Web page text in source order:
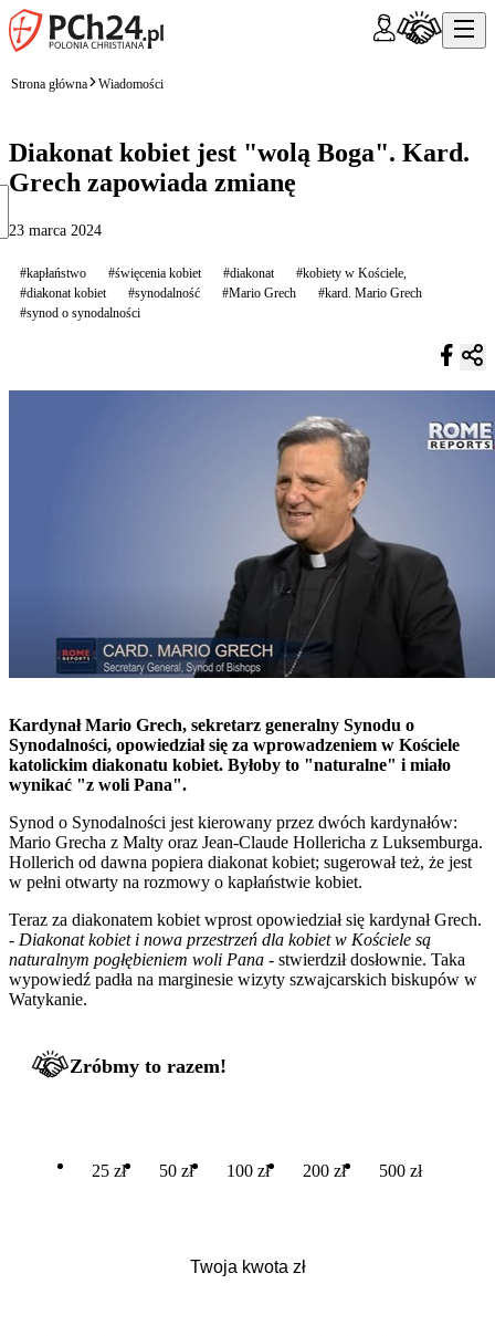
Strona główna Wiadomości
Diakonat kobiet jest "wolą Boga". Kard.
Grech zapowiada zmianę
23 marca 2024
#kapłaństwo #święcenia kobiet #diakonat
#kobiety w Kościele,
#diakonat kobiet
#synodalność #Mario Grech
#kard. Mario Grech
#synod o synodalności
Kardynał Mario Grech, sekretarz generalny Synodu o
Synodalności, opowiedział się za wprowadzeniem w Kościele
katolickim diakonatu kobiet. Byłoby to "naturalne" i miało
wynikać "z woli Pana".
Synod o Synodalności jest kierowany przez dwóch kardynałów:
Mario Grecha z Malty oraz Jean-Claude Hollericha z Luksemburga.
Hollerich od dawna popiera diakonat kobiet; sugerował też, że jest
w pełni otwarty na rozmowy o kapłaństwie kobiet.
Teraz za diakonatem kobiet wprost opowiedział się kardynał Grech.
- Diakonat kobiet i nowa przestrzeń dla kobiet w Kościele są
naturalnym pogłębieniem woli Pana - stwierdził dosłownie. Taka
wypowiedź padła na marginesie wizyty szwajcarskich biskupów w
Watykanie.
Zróbmy to razem!
25 zł 50 zł 100 zł 200 zł 500 zł